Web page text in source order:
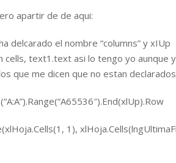
apartir de de aqui:
delcarado el nombre “columns” y xIUp
cells, text1.text asi lo tengo yo aunque
que me dicen que no estan
1),